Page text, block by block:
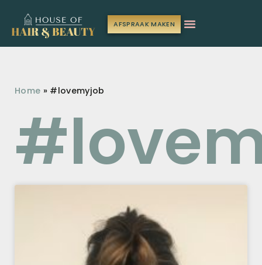
AFSPRAAK MAKEN
Home » #lovemyjob